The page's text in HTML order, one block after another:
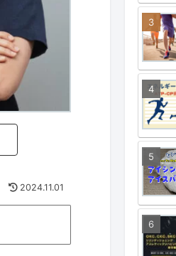
2024.11.01